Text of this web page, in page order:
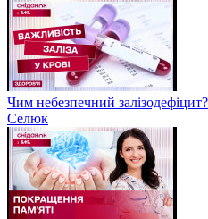
Чим небезпечний
Селюк